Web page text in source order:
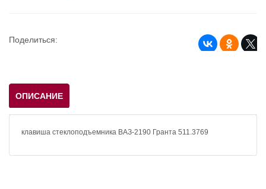
Поделиться:
ОПИСАНИЕ
клавиша стеклоподъемника ВАЗ-2190 Гранта 511.3769